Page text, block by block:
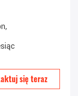
się teraz